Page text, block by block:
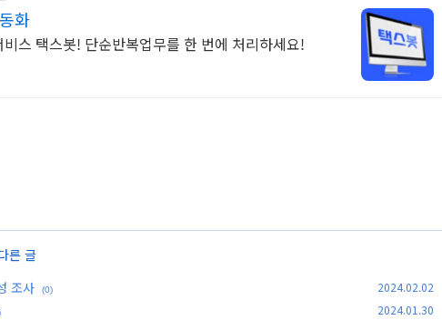
화
스 택스봇! 단순반복업무를 한 번에 처리하세요!
른 글
조사
(0) 2024.02.02
2024.01.30